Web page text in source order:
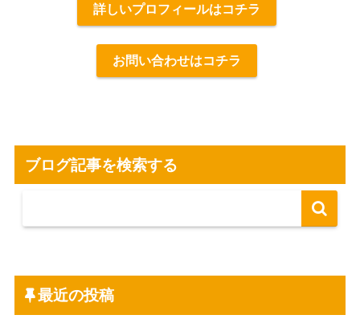
詳しいプロフィールはコチラ
お問い合わせはコチラ
ブログ記事を検索する
最近の投稿